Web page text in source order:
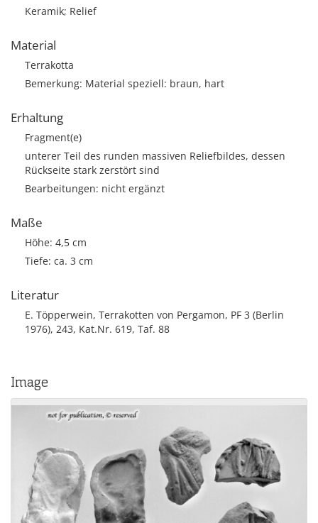
Keramik; Relief
Material
Terrakotta
Bemerkung: Material speziell: braun, hart
Erhaltung
Fragment(e)
unterer Teil des runden massiven Reliefbildes, dessen
Rückseite stark zerstört sind
Bearbeitungen: nicht ergänzt
Maße
Höhe: 4,5 cm
Tiefe: ca. 3 cm
Literatur
E. Töpperwein, Terrakotten von Pergamon, PF 3 (Berlin
1976), 243, Kat.Nr. 619, Taf. 88
Image